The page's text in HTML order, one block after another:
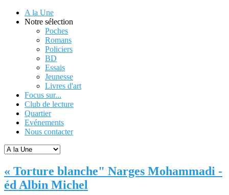
A la Une
Notre sélection
Poches
Romans
Policiers
BD
Essais
Jeunesse
Livres d'art
Focus sur...
Club de lecture
Quartier
Evénements
Nous contacter
« Torture blanche" Narges Mohammadi -
éd Albin Michel